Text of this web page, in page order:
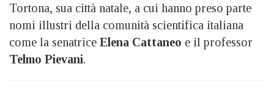
Tortona, sua città natale, a cui hanno preso parte
nomi illustri della comunità scientifica italiana
come la senatrice Elena Cattaneo e il professor
Telmo Pievani.